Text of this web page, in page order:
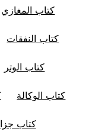
كتاب المغازي
كتاب النفقات
كتاب الوتر
كتاب الوكالة
كتاب